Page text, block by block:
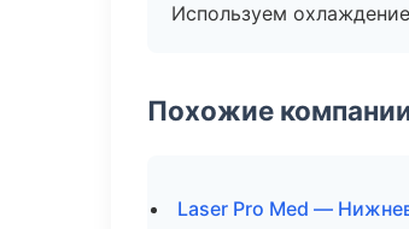
Используем
Похожие
Laser Pro Med —